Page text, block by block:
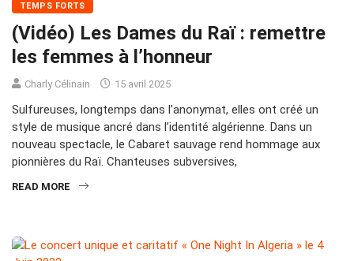
TEMPS FORTS
(Vidéo) Les Dames du Raï : remettre
les femmes à l’honneur
Charly Célinain 15 avril 2025
Sulfureuses, longtemps dans l’anonymat, elles ont créé un
style de musique ancré dans l’identité algérienne. Dans un
nouveau spectacle, le Cabaret sauvage rend hommage aux
pionnières du Raï. Chanteuses subversives,
READ MORE